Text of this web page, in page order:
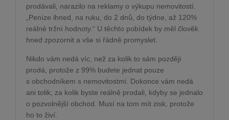
prodávali, narazilo na reklamy o výkupu nemovitostí.
„Peníze ihned, na ruku, do 2 dnů, do týdne, až 120%
reálné tržní hodnoty.“ U těchto pobídek by měl člověk
hned zpozornit a vše si řádně promyslet.
Nikdo vám nedá víc, než za kolik to sám později
prodá, protože z 99% budete jednat pouze
s obchodníkem s nemovitostmi. Dokonce vám nedá
ani tolik, za kolik byste reálně prodali, kdyby se jednalo
o pozvolnější obchod. Musí na tom mít zisk, protože
ho to živí.